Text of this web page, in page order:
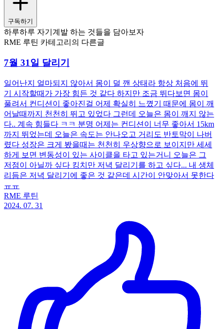
구독하기
하루하루 자기계발 하는 것들을 담아보자
RME 루틴 카테고리의 다른글
7월 31일 달리기
일어난지 얼마되지 않아서 몸이 덜 깬 상태라 항상 처음에 뛰
기 시작할때가 가장 힘든 것 같다 하지만 조금 뛰다보면 몸이
풀려서 컨디션이 좋아진걸 어제 확실히 느꼈기 때문에 몸이 깨
어날때까지 천천히 뛰고 있었다 그런데 오늘은 몸이 깨지 않는
다.. 계속 힘들다 ㅋㅋ 분명 어제는 컨디션이 너무 좋아서 15km
까지 뛰었는데 오늘은 속도는 안나오고 거리도 반토막이 나버
렸다 성장은 크게 봤을때는 천천히 우상향으로 보이지만 세세
하게 보면 변동성이 있는 사이클을 타고 있는거니 오늘은 그
저점이 아닐까 싶다 킹치만 저녁 달리기를 하고 싶다... 내 생체
리듬은 저녁 달리기에 좋은 것 같은데 시간이 안맞아서 못한다
ㅠㅠ
RME 루틴
2024. 07. 31